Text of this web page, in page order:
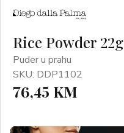
Rice Powder 22g
Puder u prahu
SKU: DDP1102
76,45 KM